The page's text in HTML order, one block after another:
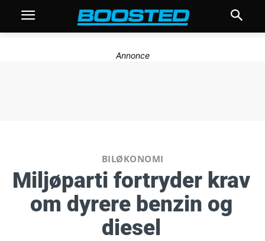
Annonce
BILØKONOMI
Miljøparti fortryder krav
om dyrere benzin og
diesel